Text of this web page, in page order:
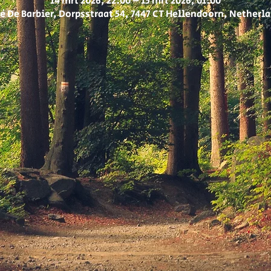
De Barbier, Dorpsstraat 54, 7447 CT Hellendoorn,